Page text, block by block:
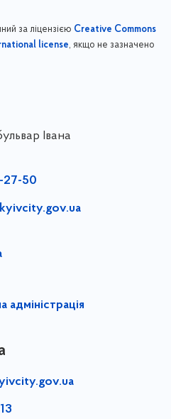
за ліцензією Creative Commons
license, якщо не зазначено
Івана
27-50
адміністрація